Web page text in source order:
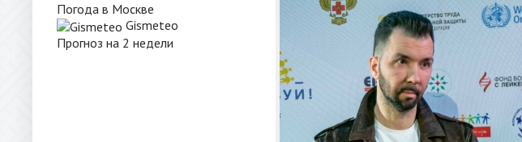
Погода в Москве
Gismeteo
Прогноз на 2 недели